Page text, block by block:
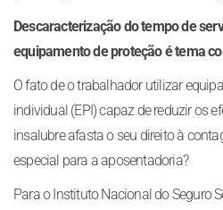
Descaracterização do tempo de
equipamento de proteção é tema
O fato de o trabalhador utilizar
individual (EPI) capaz de reduzir os
insalubre afasta o seu direito à
especial para a aposentadoria?
Para o Instituto Nacional do Seguro